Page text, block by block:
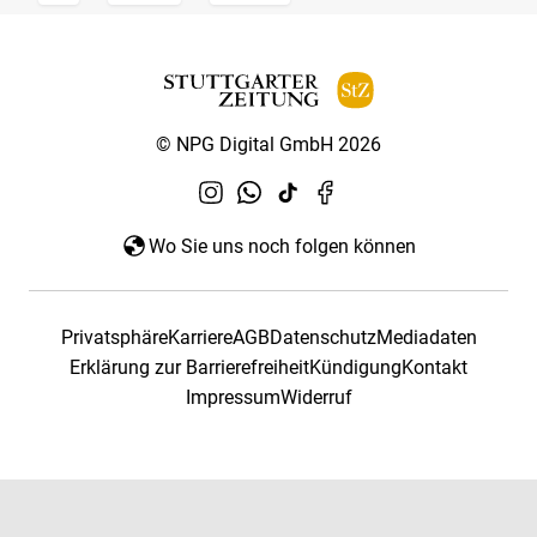
© NPG Digital GmbH 2026
Wo Sie uns noch folgen können
PrivatsphäreKarriereAGBDatenschutzMediadaten
Erklärung zur BarrierefreiheitKündigungKontakt
ImpressumWiderruf